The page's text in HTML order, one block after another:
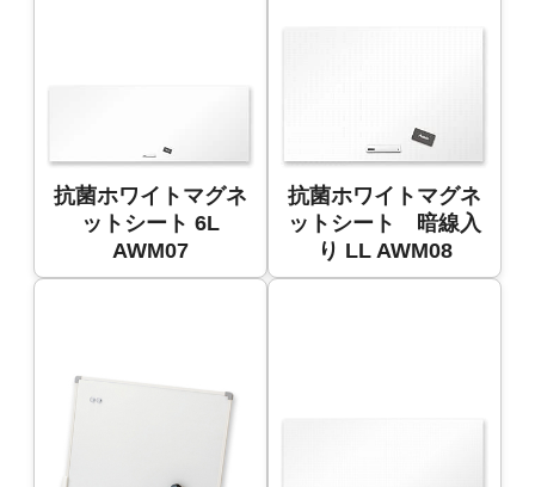
抗菌ホワイトマグネ
ットシート 6L
AWM07
抗菌ホワイトマグネ
ットシート 暗線入
り LL AWM08